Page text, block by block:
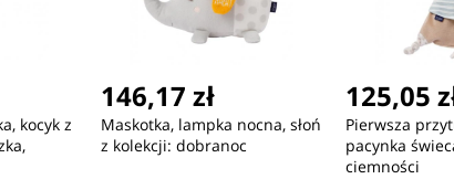
Nowość Nowość
kocyk z
146,17 zł
Maskotka, lampka nocna, słoń
z kolekcji: dobranoc
125,05
Pierwsza
pacynka
ciemności